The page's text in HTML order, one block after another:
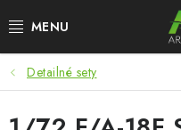
na
BLOG
SUMMER DAYS
Detailné sety